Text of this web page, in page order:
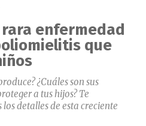
enfermedad
que
¿Cuáles son sus
a tus hijos? Te
detalles de esta creciente